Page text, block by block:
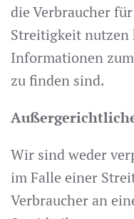
die Verbraucher
Streitigkeit nutzen
Informationen
zu finden sind.
Wir sind weder
im Falle einer
Verbraucher an